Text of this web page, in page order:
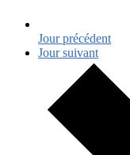
Jour précédent
Jour suivant